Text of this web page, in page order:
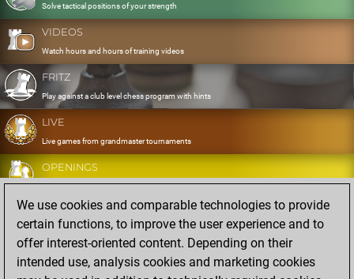
Solve tactical positions of your strength
VIDEOS
Watch hours and hours of training videos
FRITZ
Play against a club level chess program with hints
LIVE
Live games from grandmaster tournaments
OPENINGS
Develop and exercise your openings
DATABASE
Eight million strong games
MYGAMES
Store and analyse your own games in the cloud
We use cookies and comparable technologies to provide
certain functions, to improve the user experience and to
offer interest-oriented content. Depending on their
intended use, analysis cookies and marketing cookies